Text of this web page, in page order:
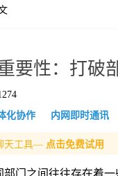
要性：打破
化协作 内网即时通讯
天工具— 点击免费试用
门之间往往存在着